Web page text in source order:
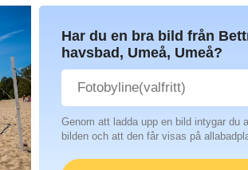
Har du en bra bild från
havsbad, Umeå, Umeå?
Genom att ladda upp en bild intygar du
bilden och att den får visas på